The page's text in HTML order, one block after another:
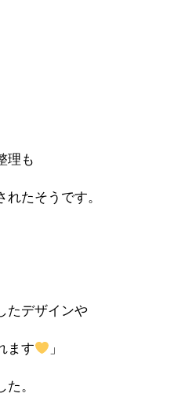
理も
たそうです。
たデザインや
ます 」
。